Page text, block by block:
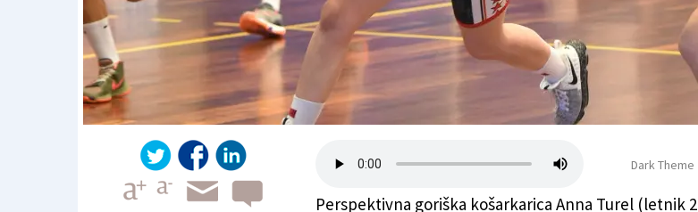
Dark Theme
Perspektivna goriška košarkarica Anna Turel (letnik